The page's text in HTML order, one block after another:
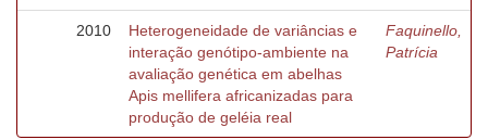
2010
Heterogeneidade de variâncias e
interação genótipo-ambiente na
avaliação genética em abelhas
Apis mellifera africanizadas para
produção de geléia real
Faquinello,
Patrícia